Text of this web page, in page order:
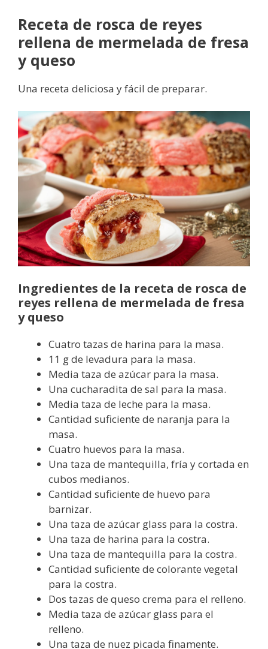
Receta de rosca de reyes
rellena de mermelada de fresa
y queso
Una receta deliciosa y fácil de preparar.
Ingredientes de la receta de rosca de
reyes rellena de mermelada de fresa
y queso
Cuatro tazas de harina para la masa.
11 g de levadura para la masa.
Media taza de azúcar para la masa.
Una cucharadita de sal para la masa.
Media taza de leche para la masa.
Cantidad suficiente de naranja para la
masa.
Cuatro huevos para la masa.
Una taza de mantequilla, fría y cortada en
cubos medianos.
Cantidad suficiente de huevo para
barnizar.
Una taza de azúcar glass para la costra.
Una taza de harina para la costra.
Una taza de mantequilla para la costra.
Cantidad suficiente de colorante vegetal
para la costra.
Dos tazas de queso crema para el relleno.
Media taza de azúcar glass para el
relleno.
Una taza de nuez picada finamente.